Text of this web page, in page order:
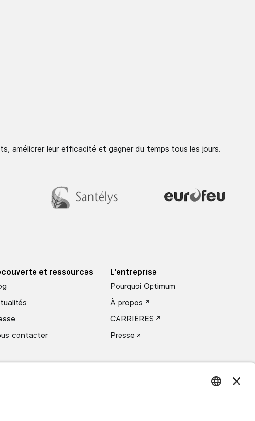
améliorer leur efficacité et gagner du temps tous les jours.
et ressources
contacter
L'entreprise
Pourquoi Optimum
À propos
CARRIÈRES
Presse